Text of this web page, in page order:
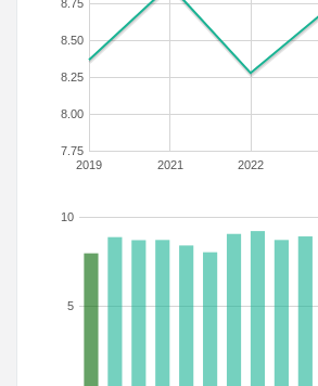
2019 2021 2022
7.75
8.00
8.25
8.50
8.75
5
10